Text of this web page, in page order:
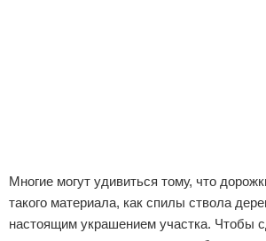
Многие могут удивиться тому, что
такого материала, как спилы ствола
настоящим украшением участка. Чтобы